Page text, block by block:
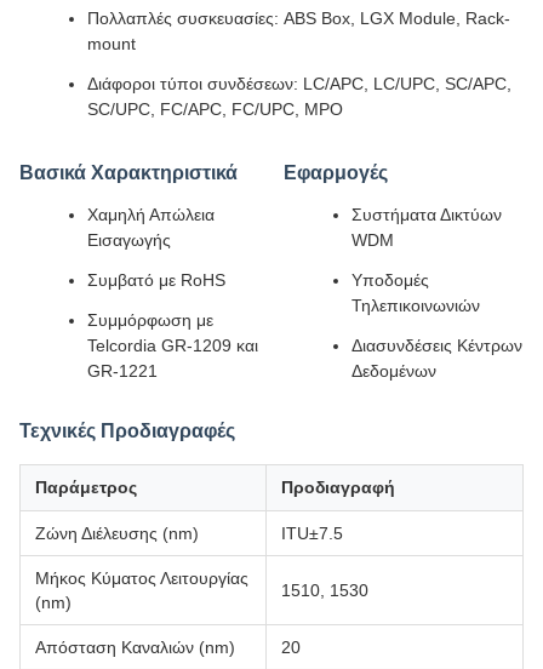
Πολλαπλές συσκευασίες: ABS Box, LGX Module, Rack-
mount
Διάφοροι τύποι συνδέσεων: LC/APC, LC/UPC, SC/APC,
SC/UPC, FC/APC, FC/UPC, MPO
Βασικά Χαρακτηριστικά
Χαμηλή Απώλεια
Εισαγωγής
Συμβατό με RoHS
Συμμόρφωση με
Telcordia GR-1209 και
GR-1221
Εφαρμογές
Συστήματα Δικτύων
WDM
Υποδομές
Τηλεπικοινωνιών
Διασυνδέσεις Κέντρων
Δεδομένων
Τεχνικές Προδιαγραφές
Παράμετρος Προδιαγραφή
Ζώνη Διέλευσης (nm) ITU±7.5
Μήκος Κύματος Λειτουργίας
(nm)
1510, 1530
Απόσταση Καναλιών (nm) 20